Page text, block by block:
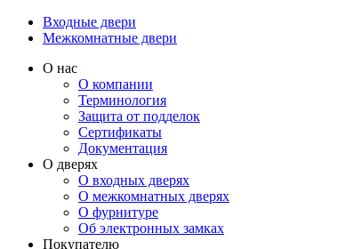
Входные двери
Межкомнатные двери
О нас
О компании
Терминология
Защита от подделок
Сертификаты
Документация
О дверях
О входных дверях
О межкомнатных дверях
О фурнитуре
Об электронных замках
Покупателю